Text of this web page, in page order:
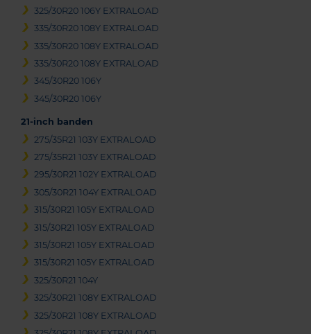
325/30R20 106Y EXTRALOAD
335/30R20 108Y EXTRALOAD
335/30R20 108Y EXTRALOAD
335/30R20 108Y EXTRALOAD
345/30R20 106Y
345/30R20 106Y
21-inch banden
275/35R21 103Y EXTRALOAD
275/35R21 103Y EXTRALOAD
295/30R21 102Y EXTRALOAD
305/30R21 104Y EXTRALOAD
315/30R21 105Y EXTRALOAD
315/30R21 105Y EXTRALOAD
315/30R21 105Y EXTRALOAD
315/30R21 105Y EXTRALOAD
325/30R21 104Y
325/30R21 108Y EXTRALOAD
325/30R21 108Y EXTRALOAD